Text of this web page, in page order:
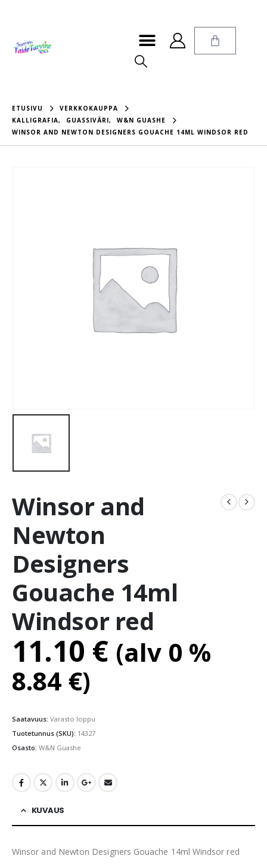
ETUSIVU
VERKKOKAUPPA
KALLIGRAFIA, GUASSIVÄRI,
W&N GUASHE
WINSOR AND NEWTON DESIGNERS GOUACHE 14ML WINDSOR RED
Winsor and
Newton
Designers
Gouache 14ml
Windsor red
11.10 € (alv 0 %
8.84 €)
Saatavuus: Varasto loppu
Tuotetunnus (SKU): 14327
Osasto: W&N Guashe
KUVAUS
Winsor and Newton Designers Gouache 14ml Windsor red